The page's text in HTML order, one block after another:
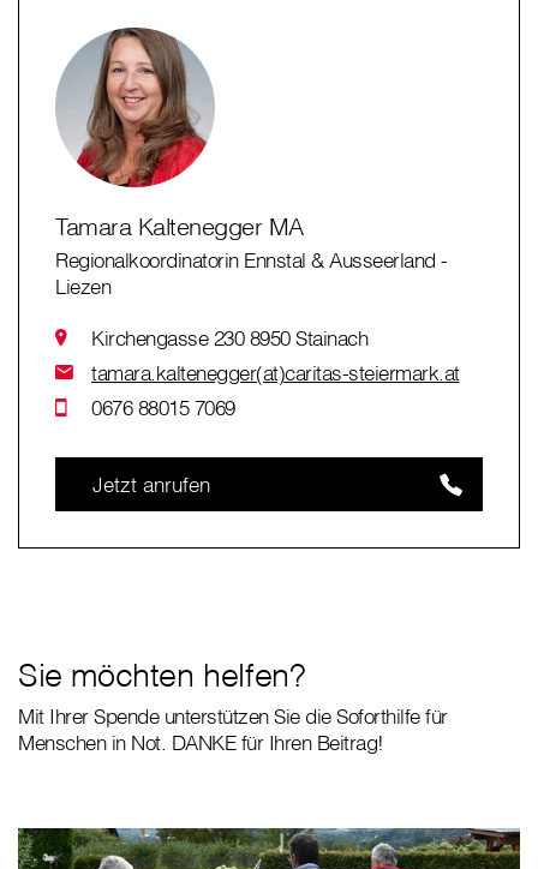
Tamara Kaltenegger MA
Regionalkoordinatorin Ennstal & Ausseerland -
Liezen
Kirchengasse 230 8950 Stainach
tamara.kaltenegger(at)caritas-steiermark.at
0676 88015 7069
Jetzt anrufen
Sie möchten helfen?
Mit Ihrer Spende unterstützen Sie die Soforthilfe für
Menschen in Not. DANKE für Ihren Beitrag!